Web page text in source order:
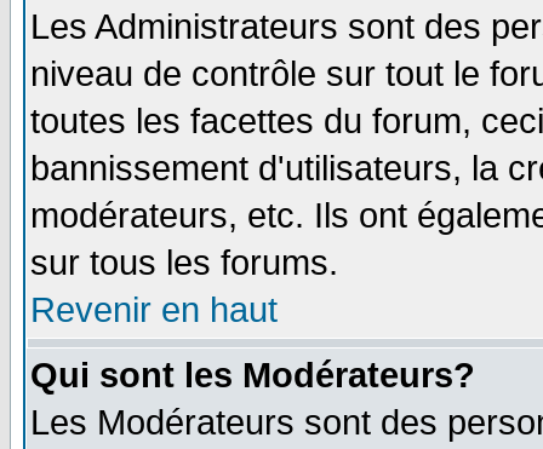
Les Administrateurs sont des
niveau de contrôle sur tout le
toutes les facettes du forum,
bannissement d'utilisateurs, la
modérateurs, etc. Ils ont
sur tous les forums.
Revenir en haut
Qui sont les Modérateurs?
Les Modérateurs sont des